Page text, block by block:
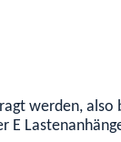
werden, also